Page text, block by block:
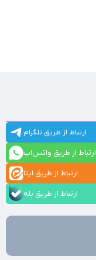
ارتباط از طریق تلگرام
ارتباط از طریق واتس‌اپ
ارتباط از طریق ایتا
ارتباط از طریق بله